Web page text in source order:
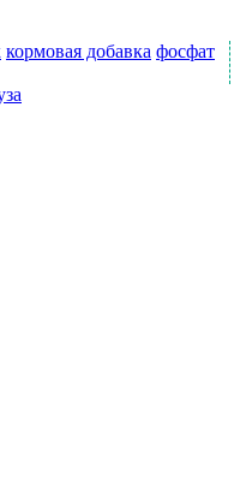
кормовая добавка фосфат